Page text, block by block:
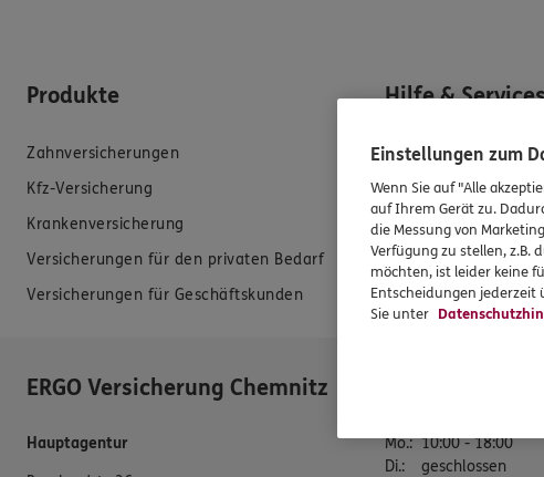
Produkte
Zahnversicherungen
Kfz-Versicherung
Krankenversicherung
Versicherungen für den privaten Bedarf
Versicherungen für Geschäftskunden
Hilfe &
E-Mail schreiben
Schaden melden
EU-
Datenverarbeitung
ERGO Versicherung Chemnitz
Hauptagentur Mo.: 10:00 - 18:00
Di.: geschlossen
Einstellungen zum
Wenn Sie auf "Alle
auf Ihrem Gerät zu.
die Messung von
Verfügung zu stellen, z.B.
möchten, ist leider keine
Entscheidungen jederzeit
Sie unter